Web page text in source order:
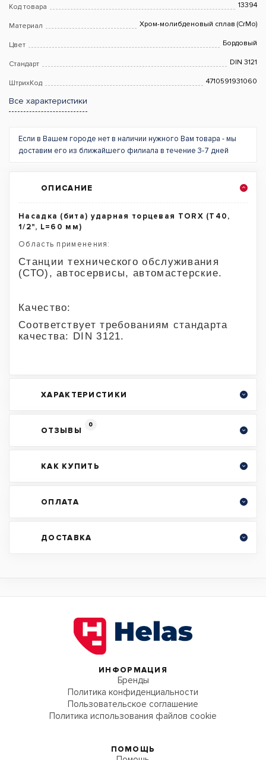
Код товара 13394
Материал Хром-молибденовый сплав (CrMo)
Цвет Бордовый
Стандарт DIN 3121
ШтрихКод 4710591931060
Все характеристики
Если в Вашем городе нет в наличии нужного Вам товара - мы
доставим его из ближайшего филиала в течение 3-7 дней
ОПИСАНИЕ
Насадка (бита) ударная торцевая TORX (T40,
1/2", L=60 мм)
Область применения:
Станции технического обслуживания
(СТО), автосервисы, автомастерские.
Качество:
Соответствует требованиям стандарта
качества: DIN 3121.
ХАРАКТЕРИСТИКИ
ОТЗЫВЫ
0
КАК КУПИТЬ
ОПЛАТА
ДОСТАВКА
ИНФОРМАЦИЯ
Бренды
Политика конфиденциальности
Пользовательское соглашение
Политика использования файлов cookie
ПОМОЩЬ